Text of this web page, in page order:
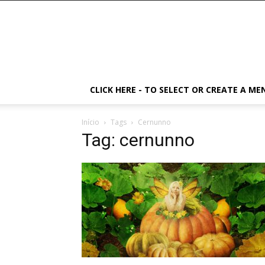
CLICK HERE - TO SELECT OR CREATE A
Início Tags Cernunno
Tag: cernunno